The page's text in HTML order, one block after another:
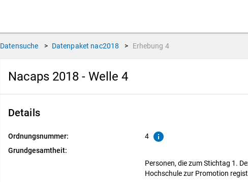
Datensuche > Datenpaket nac2018 > Erhebung 4
Nacaps 2018 - Welle 4
Details
Ordnungsnummer: 4 info
Grundgesamtheit:
Personen, die zum Stichtag 1.
Hochschule zur Promotion